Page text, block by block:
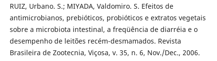
RUIZ, Urbano. S.; MIYADA, Valdomiro. S. Efeitos de
antimicrobianos, prebióticos, probióticos e extratos vegetais
sobre a microbiota intestinal, a freqüência de diarréia e o
desempenho de leitões recém-desmamados. Revista
Brasileira de Zootecnia, Viçosa, v. 35, n. 6, Nov./Dec., 2006.